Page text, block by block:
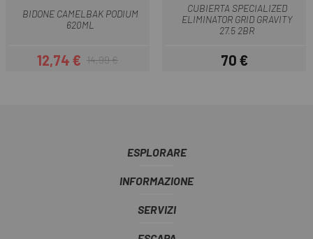
BIDONE CAMELBAK PODIUM
620ML
Prezzo
12,74 €Prezzo base
14,99 €
CUBIERTA SPECIALIZED
ELIMINATOR GRID GRAVITY
27.5 2BR
Prezzo
70 €
ESPLORARE
INFORMAZIONE
SERVIZI